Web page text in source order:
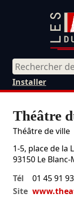
Installer
Théâtre
Théâtre de ville
1-5, place de la
93150 Le Blanc-
Tél
01 45 91
Site